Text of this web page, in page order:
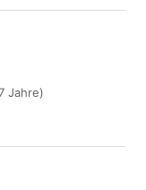
Jahre)